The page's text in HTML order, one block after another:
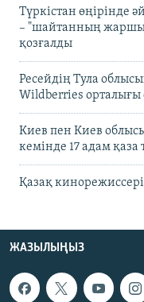
Түркістан өңірінде
– "шайтанның
қозғалды
Ресейдің Тула
Wildberries орталығы
Киев пен Киев
кемінде 17 адам қаза
Қазақ
ЖАЗЫЛЫҢЫЗ